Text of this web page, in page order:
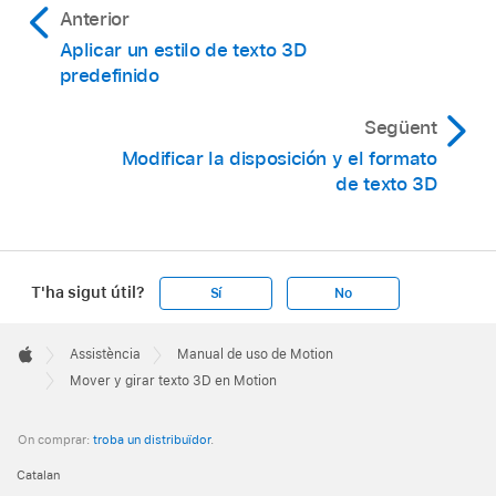
Mover el objeto de texto hacia delante y
hacia atrás a lo largo del eje Z:
flecha azul.
En el lienzo, selecciona el glifo que quieres
mover o girar.
Anterior
Aplicar un estilo de texto 3D
predefinido
Següent
Modificar la disposición y el formato
de texto 3D
T'ha sigut útil? Sí No
Footer

Apple
Assistència
Manual de uso de Motion
Mover y girar texto 3D en Motion
On comprar: troba un distribuïdor.
Catalan